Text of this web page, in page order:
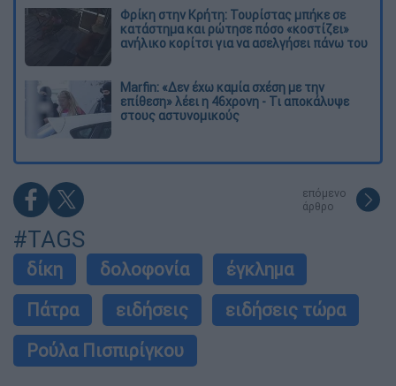
Φρίκη στην Κρήτη: Τουρίστας μπήκε σε
κατάστημα και ρώτησε πόσο «κοστίζει»
ανήλικο κορίτσι για να ασελγήσει πάνω του
Marfin: «Δεν έχω καμία σχέση με την
επίθεση» λέει η 46χρονη - Τι αποκάλυψε
στους αστυνομικούς
επόμενο
άρθρο
#TAGS
δίκη δολοφονία
έγκλημα
Πάτρα
ειδήσεις
ειδήσεις τώρα
Ρούλα Πισπιρίγκου